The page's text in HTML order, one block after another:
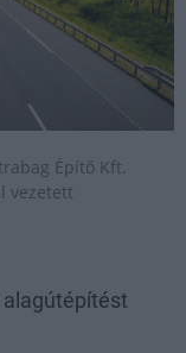
Építő Kft.
vezetett